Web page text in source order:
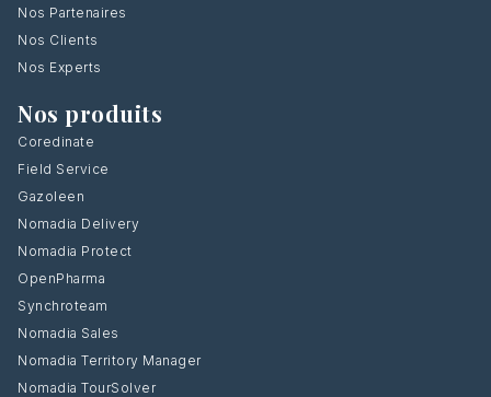
Nos Partenaires
Nos Clients
Nos Experts
Nos produits
Coredinate
Field Service
Gazoleen
Nomadia Delivery
Nomadia Protect
OpenPharma
Synchroteam
Nomadia Sales
Nomadia Territory Manager
Nomadia TourSolver